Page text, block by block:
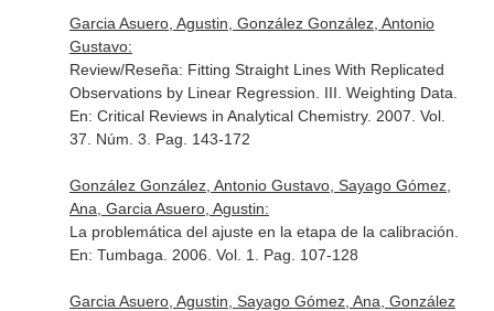
Garcia Asuero, Agustin, González González, Antonio
Gustavo:
Review/Reseña: Fitting Straight Lines With Replicated
Observations by Linear Regression. III. Weighting Data.
En: Critical Reviews in Analytical Chemistry. 2007. Vol.
37. Núm. 3. Pag. 143-172
González González, Antonio Gustavo, Sayago Gómez,
Ana, Garcia Asuero, Agustin:
La problemática del ajuste en la etapa de la calibración.
En: Tumbaga . 2006. Vol. 1. Pag. 107-128
Garcia Asuero, Agustin, Sayago Gómez, Ana, González